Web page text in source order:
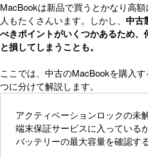
MacBookは新品で買うとかなり高
人もたくさんいます。しかし、 中古
べきポイントがいくつかあるため、
と損してしまうことも。
ここでは、中古のMacBookを購入
つに分けて解説します。
アクティベーションロックの未
端末保証サービスに入っている
バッテリーの最大容量を確認す